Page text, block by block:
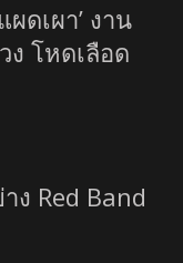
ดเผา’ งาน
โหดเลือด
ง Red Band